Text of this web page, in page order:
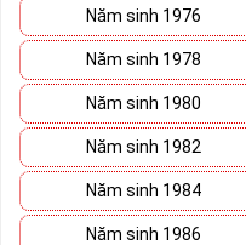
Năm sinh 1976
Năm sinh 1978
Năm sinh 1980
Năm sinh 1982
Năm sinh 1984
Năm sinh 1986